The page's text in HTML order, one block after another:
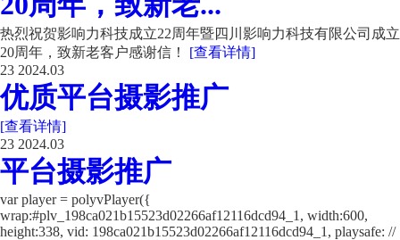
热烈祝贺影响力科技成立22周年暨四川影响力科技有限公司成立
20周年，致新老客户感谢信！ [查看详情]
23 2024.03
优质平台摄影推广
[查看详情]
23 2024.03
平台摄影推广
var player = polyvPlayer({
wrap:#plv_198ca021b15523d02266af12116dcd94_1, width:600,
height:338, vid: 198ca021b15523d02266af12116dcd94_1, playsafe: //